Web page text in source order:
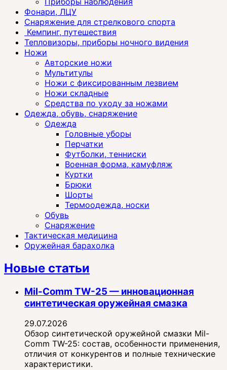
Фонари, ЛЦУ
Снаряжение для стрелкового спорта
Кемпинг, путешествия
Тепловизоры, приборы ночного видения
Ножи
Авторские ножи
Мультитулы
Ножи с фиксированным лезвием
Ножи складные
Средства по уходу за ножами
Одежда, обувь, снаряжение
Одежда
Головные уборы
Перчатки
Футболки, тенниски
Военная форма, камуфляж
Куртки
Брюки
Шорты
Термоодежда, носки
Обувь
Снаряжение
Тактическая медицина
Оружейная барахолка
Новые статьи
Mil-Comm TW-25 — инновационная
синтетическая оружейная смазка
29.07.2026
Обзор синтетической оружейной смазки Mil-
Comm TW-25: состав, особенности применения,
отличия от конкурентов и полные технические
характеристики.